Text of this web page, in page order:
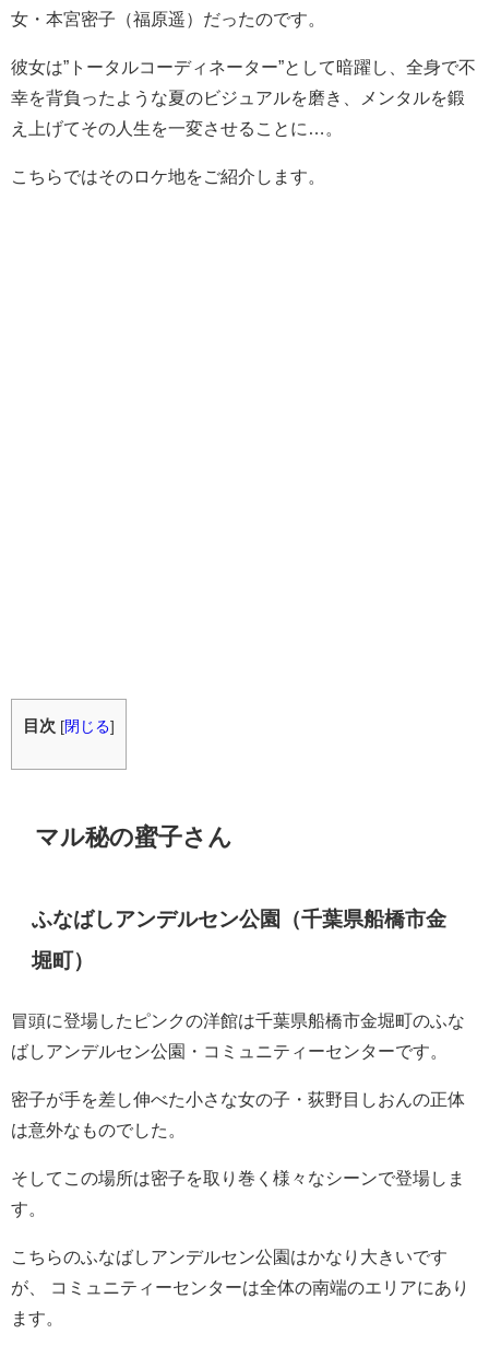
女・本宮密子（福原遥）だったのです。
彼女は”トータルコーディネーター”として暗躍し、全身で不
幸を背負ったような夏のビジュアルを磨き、メンタルを鍛
え上げてその人生を一変させることに…。
こちらではそのロケ地をご紹介します。
目次 [閉じる]
マル秘の蜜子さん
ふなばしアンデルセン公園（千葉県船橋市金
堀町）
冒頭に登場したピンクの洋館は千葉県船橋市金堀町のふな
ばしアンデルセン公園・コミュニティーセンターです。
密子が手を差し伸べた小さな女の子・荻野目しおんの正体
は意外なものでした。
そしてこの場所は密子を取り巻く様々なシーンで登場しま
す。
こちらのふなばしアンデルセン公園はかなり大きいです
が、 コミュニティーセンターは全体の南端のエリアにあり
ます。